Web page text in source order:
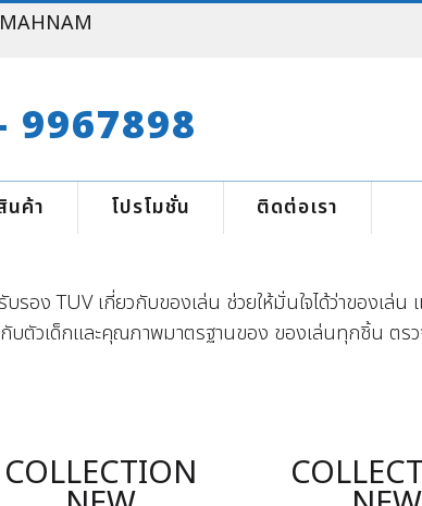
9967898
นค้า โปรโมชั่น ติดต่อเรา
รอง TUV เกี่ยวกับของเล่น ช่วยให้มั่นใจได้ว่าของเล่
กับตัวเด็กและคุณภาพมาตรฐานของ ของเล่นทุกชิ้น
COLLECTION